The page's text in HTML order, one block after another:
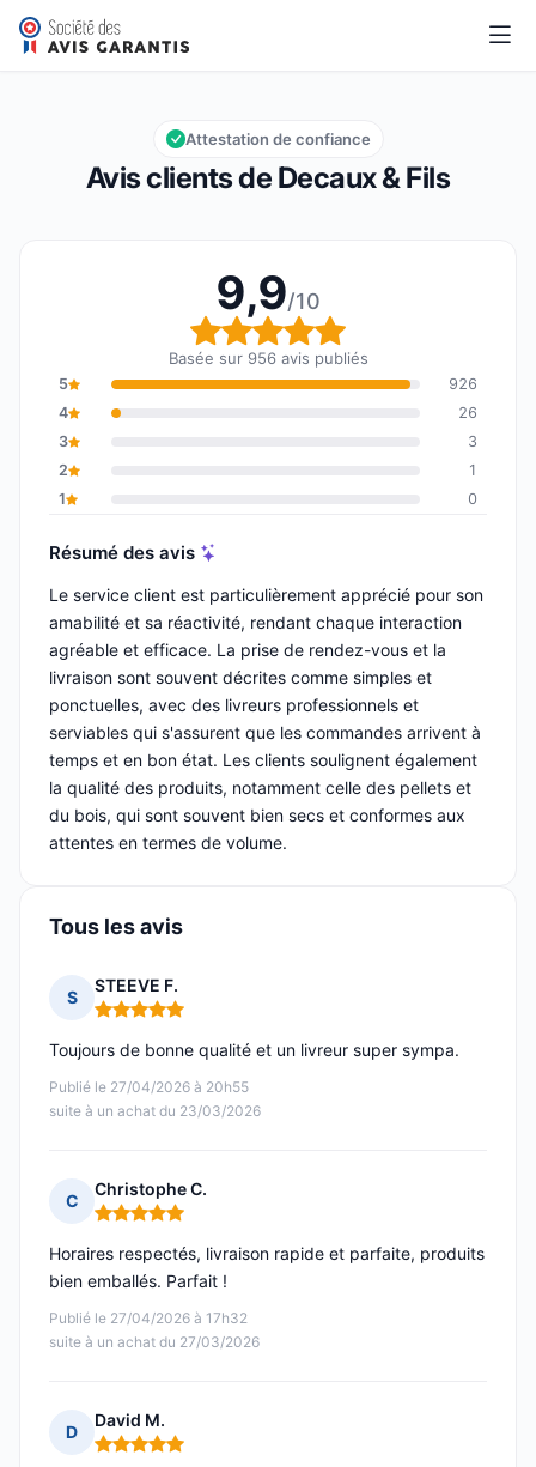
Decaux & Fils
Note globale : 9,9 sur 10
9,9/10
Avis clients de Decaux & Fils
Attestation de confiance
9,9/10
Note globale : 9,9 sur
Basée sur 956 avis publiés
5
926
4
26
3
3
2
1
1
0
Résumé des avis
Le service client est particulièrement apprécié pour son
amabilité et sa réactivité, rendant chaque interaction
agréable et efficace. La prise de rendez-vous et la
livraison sont souvent décrites comme simples et
ponctuelles, avec des livreurs professionnels et
serviables qui s'assurent que les commandes arrivent à
temps et en bon état. Les clients soulignent également
la qualité des produits, notamment celle des pellets et
du bois, qui sont souvent bien secs et conformes aux
attentes en termes de volume.
Tous les avis
S
STEEVE F.
Note : 5 sur 5
Publié le 27/04/2026 à 20h55
suite à un achat du 23/03/2026
Toujours de bonne qualité et un livreur super sympa.
C
Christophe C.
Note : 5 sur 5
Publié le 27/04/2026 à 17h32
suite à un achat du 27/03/2026
Horaires respectés, livraison rapide et parfaite, produits
bien emballés. Parfait !
D
David M.
Note : 5 sur 5